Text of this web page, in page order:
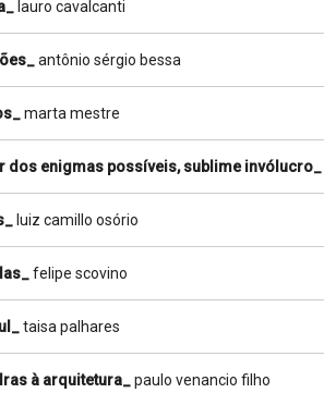
lauro cavalcanti
antônio sérgio bessa
marta mestre
dos enigmas possíveis, sublime invólucro_
luiz camillo osório
felipe scovino
taisa palhares
à arquitetura_ paulo venancio filho